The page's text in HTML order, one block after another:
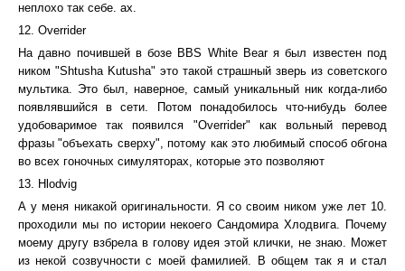
неплохо так себе. ах.
12. Overrider
На давно почившей в бозе BBS White Bear я был известен под
ником "Shtusha Kutusha" это такой страшный зверь из советского
мультика. Это был, наверное, самый уникальный ник когда-либо
появлявшийся в сети. Потом понадобилось что-нибудь более
удобоваримое так появился "Overrider" как вольный перевод
фразы "объехать сверху", потому как это любимый способ обгона
во всех гоночных симуляторах, которые это позволяют
13. Hlodvig
А у меня никакой оригинальности. Я со своим ником уже лет 10.
проходили мы по истории некоего Сандомира Хлодвига. Почему
моему другу взбрела в голову идея этой клички, не знаю. Может
из некой созвучности с моей фамилией. В общем так я и стал